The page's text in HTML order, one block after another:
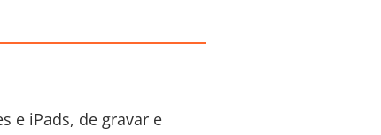
e iPads, de gravar e